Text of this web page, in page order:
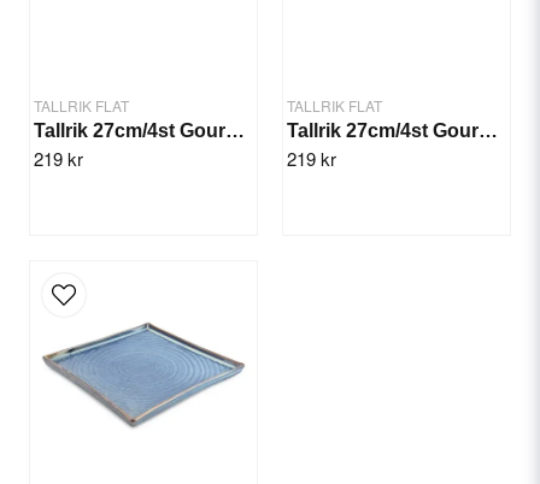
TALLRIK FLAT
Tallrik 27cm/4st Gourme Grön
219 kr
TALLRIK FLAT
Tallrik 27cm/4st Gourme Svart
219 kr